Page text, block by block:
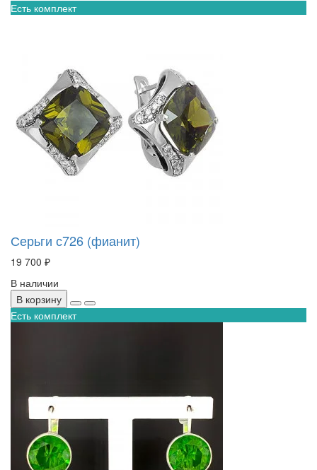
Есть комплект
Серьги с726 (фианит)
19 700 ₽
В наличии
В корзину
Есть комплект